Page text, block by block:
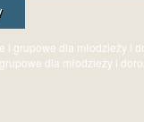
dla młodzieży i